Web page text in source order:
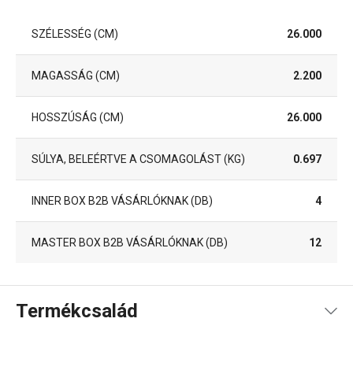
SZÉLESSÉG (CM) 26.000
MAGASSÁG (CM) 2.200
HOSSZÚSÁG (CM) 26.000
SÚLYA, BELEÉRTVE A CSOMAGOLÁST (KG) 0.697
INNER BOX B2B VÁSÁRLÓKNAK (DB) 4
MASTER BOX B2B VÁSÁRLÓKNAK (DB) 12
Termékcsalád